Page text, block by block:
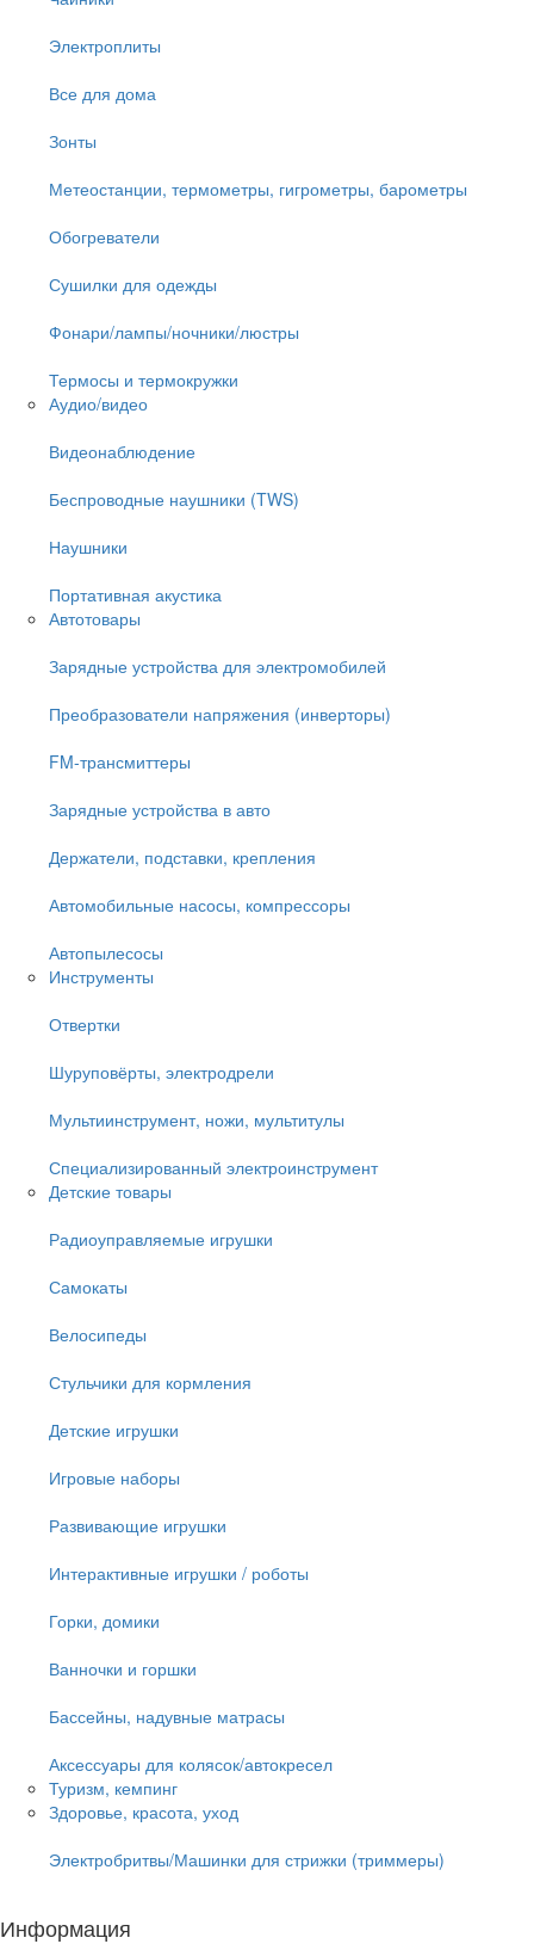
Электроплиты
Все для дома
Зонты
Метеостанции, термометры, гигрометры, барометры
Обогреватели
Сушилки для одежды
Фонари/лампы/ночники/люстры
Термосы и термокружки
Аудио/видео
Видеонаблюдение
Беспроводные наушники (TWS)
Наушники
Портативная акустика
Автотовары
Зарядные устройства для электромобилей
Преобразователи напряжения (инверторы)
FM-трансмиттеры
Зарядные устройства в авто
Держатели, подставки, крепления
Автомобильные насосы, компрессоры
Автопылесосы
Инструменты
Отвертки
Шуруповёрты, электродрели
Мультиинструмент, ножи, мультитулы
Специализированный электроинструмент
Детские товары
Радиоуправляемые игрушки
Самокаты
Велосипеды
Стульчики для кормления
Детские игрушки
Игровые наборы
Развивающие игрушки
Интерактивные игрушки / роботы
Горки, домики
Ванночки и горшки
Бассейны, надувные матрасы
Аксессуары для колясок/автокресел
Туризм, кемпинг
Здоровье, красота, уход
Электробритвы/Машинки для стрижки (триммеры)
Информация